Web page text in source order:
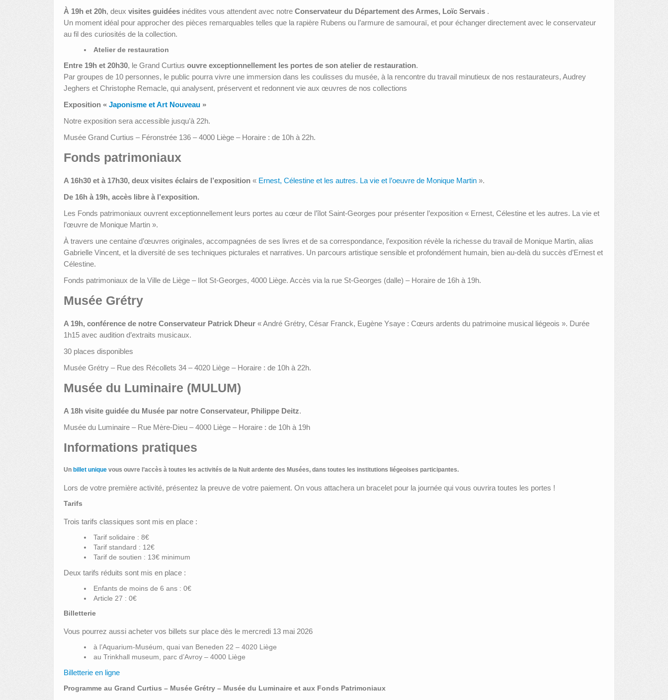
À 19h et 20h, deux visites guidées inédites vous attendent avec notre Conservateur du Département des Armes, Loïc Servais .
Un moment idéal pour approcher des pièces remarquables telles que la rapière Rubens ou l’armure de samouraï, et pour échanger directement avec le conservateur
au fil des curiosités de la collection.
Atelier de restauration
Entre 19h et 20h30, le Grand Curtius ouvre exceptionnellement les portes de son atelier de restauration.
Par groupes de 10 personnes, le public pourra vivre une immersion dans les coulisses du musée, à la rencontre du travail minutieux de nos restaurateurs, Audrey
Jeghers et Christophe Remacle, qui analysent, préservent et redonnent vie aux œuvres de nos collections
Exposition « Japonisme et Art Nouveau »
Notre exposition sera accessible jusqu’à 22h.
Musée Grand Curtius – Féronstrée 136 – 4000 Liège – Horaire : de 10h à 22h.
Fonds patrimoniaux
A 16h30 et à 17h30, deux visites éclairs de l’exposition « Ernest, Célestine et les autres. La vie et l’oeuvre de Monique Martin ».
De 16h à 19h, accès libre à l’exposition.
Les Fonds patrimoniaux ouvrent exceptionnellement leurs portes au cœur de l’îlot Saint‑Georges pour présenter l’exposition « Ernest, Célestine et les autres. La vie et
l’œuvre de Monique Martin ».
À travers une centaine d’œuvres originales, accompagnées de ses livres et de sa correspondance, l’exposition révèle la richesse du travail de Monique Martin, alias
Gabrielle Vincent, et la diversité de ses techniques picturales et narratives. Un parcours artistique sensible et profondément humain, bien au‑delà du succès d’Ernest et
Célestine.
Fonds patrimoniaux de la Ville de Liège – Ilot St-Georges, 4000 Liège. Accès via la rue St-Georges (dalle) – Horaire de 16h à 19h.
Musée Grétry
A 19h, conférence de notre Conservateur Patrick Dheur « André Grétry, César Franck, Eugène Ysaye : Cœurs ardents du patrimoine musical liégeois ». Durée
1h15 avec audition d’extraits musicaux.
30 places disponibles
Musée Grétry – Rue des Récollets 34 – 4020 Liège – Horaire : de 10h à 22h.
Musée du Luminaire (MULUM)
A 18h visite guidée du Musée par notre Conservateur, Philippe Deitz.
Musée du Luminaire – Rue Mère-Dieu – 4000 Liège – Horaire : de 10h à 19h
Informations pratiques
Un billet unique vous ouvre l’accès à toutes les activités de la Nuit ardente des Musées, dans toutes les institutions liégeoises participantes.
Lors de votre première activité, présentez la preuve de votre paiement. On vous attachera un bracelet pour la journée qui vous ouvrira toutes les portes !
Tarifs
Trois tarifs classiques sont mis en place :
Tarif solidaire : 8€
Tarif standard : 12€
Tarif de soutien : 13€ minimum
Deux tarifs réduits sont mis en place :
Enfants de moins de 6 ans : 0€
Article 27 : 0€
Billetterie
Vous pourrez aussi acheter vos billets sur place dès le mercredi 13 mai 2026
à l’Aquarium-Muséum, quai van Beneden 22 – 4020 Liège
au Trinkhall museum, parc d’Avroy – 4000 Liège
Billetterie en ligne
Programme au Grand Curtius – Musée Grétry – Musée du Luminaire et aux Fonds Patrimoniaux